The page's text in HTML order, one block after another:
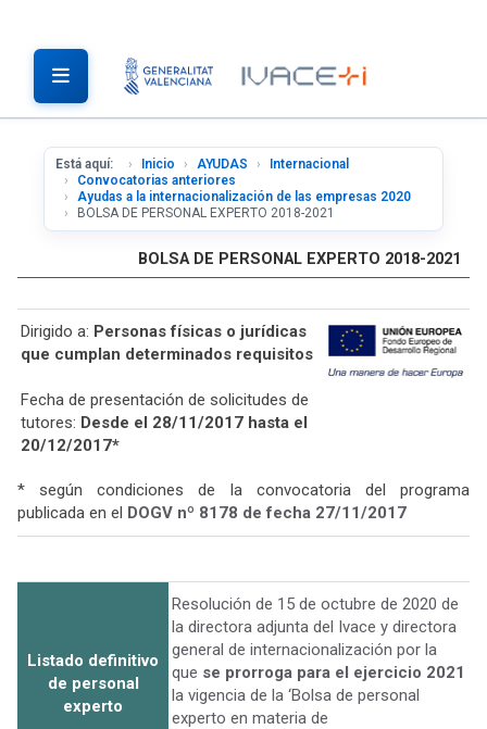
Está aquí: Inicio AYUDAS
Internacional
Convocatorias anteriores
Ayudas a la internacionalización de las empresas 2020
BOLSA DE PERSONAL EXPERTO 2018-2021
BOLSA DE PERSONAL EXPERTO 2018-2021
Dirigido a: Personas físicas o jurídicas
que cumplan determinados requisitos
Fecha de presentación de solicitudes de
tutores: Desde el 28/11/2017 hasta el
20/12/2017*
* según condiciones de la convocatoria del programa
publicada en el DOGV nº 8178 de fecha 27/11/2017
Listado definitivo
de personal
experto
Resolución de 15 de octubre de 2020 de
la directora adjunta del Ivace y directora
general de internacionalización por la
que se prorroga para el ejercicio 2021
la vigencia de la ‘Bolsa de personal
experto en materia de